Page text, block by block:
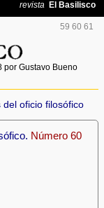
59 60 61
por Gustavo Bueno
oficio filosófico
Número 60